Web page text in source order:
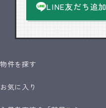
LINE友だち追加
物件を探す
お気に入り